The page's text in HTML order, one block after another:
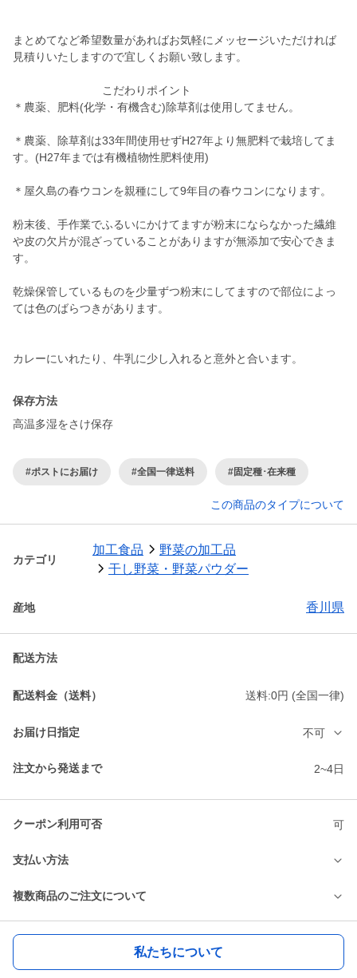
まとめてなど希望数量があればお気軽にメッセージいただければ
見積りいたしますので宜しくお願い致します。
こだわりポイント
＊農薬、肥料(化学・有機含む)除草剤は使用してません。
＊農薬、除草剤は33年間使用せずH27年より無肥料で栽培してま
す。(H27年までは有機植物性肥料使用)
＊屋久島の春ウコンを親種にして9年目の春ウコンになります。
粉末後、手作業でふるいにかけてますが粉末にならなかった繊維
や皮の欠片が混ざっていることがありますが無添加で安心できま
す。
乾燥保管しているものを少量ずつ粉末にしてますので部位によっ
ては色のばらつきがあります。
カレーにいれたり、牛乳に少し入れると意外と合います。
保存方法
高温多湿をさけ保存
#ポストにお届け #全国一律送料 #固定種･在来種
この商品のタイプについて
カテゴリ
加工食品
野菜の加工品
干し野菜・野菜パウダー
産地 香川県
配送方法
配送料金（送料） 送料:0円 (全国一律)
お届け日指定 不可
注文から発送まで 2~4日
クーポン利用可否 可
支払い方法
複数商品のご注文について
私たちについて